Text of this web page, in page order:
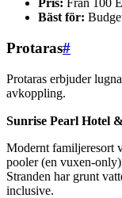
Pris: Från 100
Bäst för:
Protaras#
Protaras erbjuder
avkoppling.
Sunrise Pearl
Modernt familjeresort
pooler (en vuxen-
Stranden har grunt
inclusive.